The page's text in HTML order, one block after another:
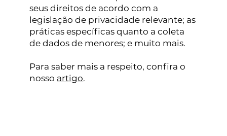
seus direitos de acordo com a
legislação de privacidade relevante; as
práticas específicas quanto a coleta
de dados de menores; e muito mais.
Para saber mais a respeito, confira o
nosso artigo.